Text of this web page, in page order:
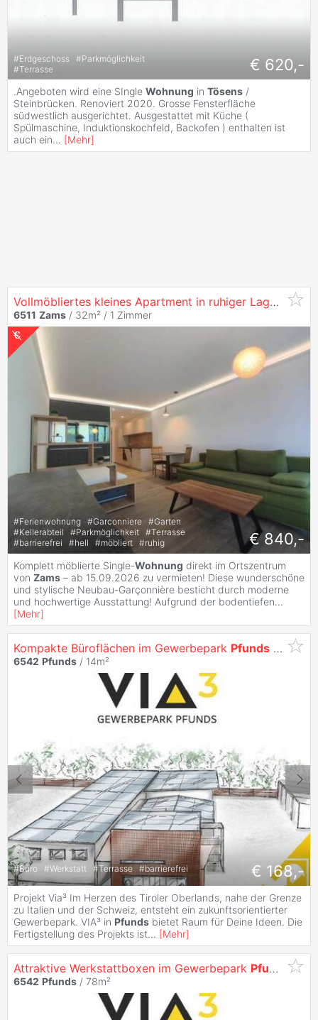
#Erdgeschoss #Parkmöglichkeit
#Terrasse € 620,-
.Angeboten wird eine SIngle Wohnung in Tösens /
Steinbrücken. Renoviert 2020. Grosse Fensterfläche
südwestlich ausgerichtet. Ausgestattet mit Küche (
Spülmaschine, Induktionskochfeld, Backofen ) enthalten ist
auch ein... [Mehr]
Vollmöbliertes kleines Apartment in ruhiger Lage im Zentrum von
6511 Zams / 32m² / 1 Zimmer
#Ferienwohnung #Garconniere #Garten
#Kellerabteil #Parkmöglichkeit #Terrasse
#barrierefrei #hell #möbliert #ruhig € 840,-
Komplett möblierte Single-Wohnung direkt im Ortszentrum
von Zams – ab 15.09.2026 zu vermieten! Diese wunderschöne
und stylische Neubau-Garçonnière besticht durch moderne
und hochwertige Ausstattung! Aufgrund der bodentiefen...
[Mehr]
Kompakte Büroflächen im Gewerbepark Pfunds
6542 Pfunds / 14m²
#Büro #Werkstatt #Terrasse #barrierefrei € 168,-
Projekt Via³ Im Herzen des Tiroler Oberlands, nahe der Grenze
zu Italien und der Schweiz, entsteht ein zukunftsorientierter
Gewerbepark. VIA³ in Pfunds bietet Raum für Deine Ideen. Die
Fertigstellung des Projekts ist... [Mehr]
Attraktive Werkstattboxen im Gewerbepark Pfunds (Ab
6542 Pfunds / 78m²